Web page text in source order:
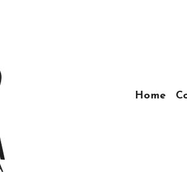
Home